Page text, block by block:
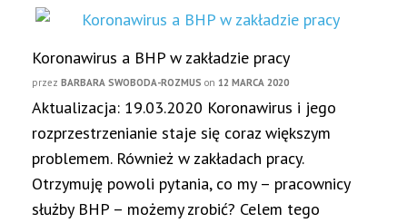
Koronawirus a BHP w zakładzie pracy
przez BARBARA SWOBODA-ROZMUS on 12 MARCA 2020
Aktualizacja: 19.03.2020 Koronawirus i jego
rozprzestrzenianie staje się coraz większym
problemem. Również w zakładach pracy.
Otrzymuję powoli pytania, co my – pracownicy
służby BHP – możemy zrobić? Celem tego